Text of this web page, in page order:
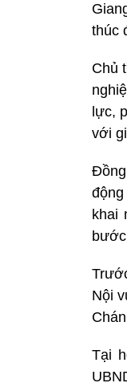
thúc
Chủ
lực,
với
khai
Nội
Tại